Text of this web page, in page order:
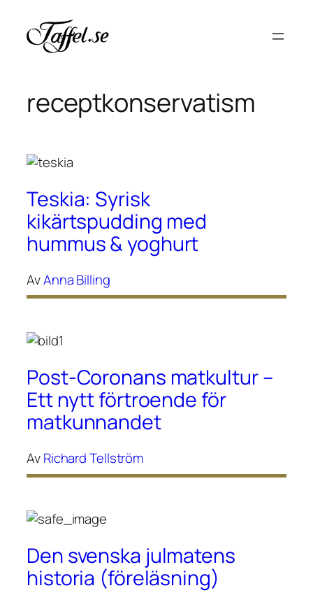
innehåll
receptkonservatism
Teskia: Syrisk
kikärtspudding med
hummus & yoghurt
AvAnna Billing
Post-Coronans matkultur –
Ett nytt förtroende för
matkunnandet
AvRichard Tellström
Den svenska julmatens
historia (föreläsning)